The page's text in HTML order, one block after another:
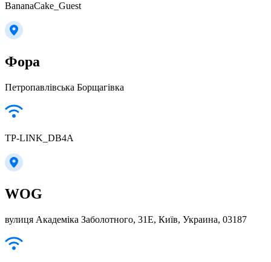
BananaCake_Guest
Фора
Петропавлівська Борщагівка
TP-LINK_DB4A
WOG
вулиця Академіка Заболотного, 31Е, Київ, Украина, 03187